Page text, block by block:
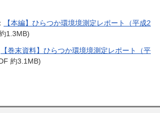
【本編】ひらつか環境境測定レポート（平成2
1.3MB)
【巻末資料】ひらつか環境境測定レポート（平
約3.1MB)